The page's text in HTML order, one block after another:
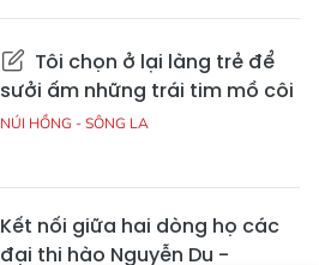
Tôi chọn ở lại làng trẻ để
sưởi ấm những trái tim mồ côi
NÚI HỒNG - SÔNG LA
Kết nối giữa hai dòng họ các
đại thi hào Nguyễn Du -